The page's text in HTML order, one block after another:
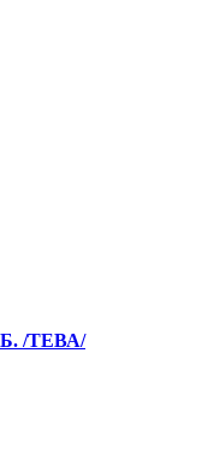
/ТЕВА/